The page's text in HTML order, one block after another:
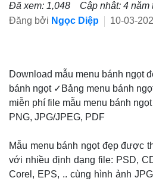
Đã xem: 1,048
Cập nhât: 4 năm
Đăng bởi Ngọc Diệp 10-03-
Download mẫu menu bánh ngọt
bánh ngọt ✓Bảng menu bánh
miễn phí file mẫu menu bánh
PNG, JPG/JPEG, PDF
Mẫu menu bánh ngọt đẹp được
với nhiều định dạng file: PSD,
Corel, EPS, .. cùng hình ảnh